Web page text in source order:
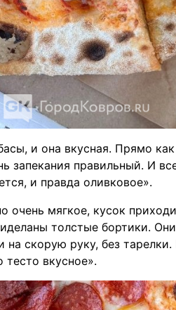
и она вкусная. Прямо
запекания правильный. И
и правда оливковое».
очень мягкое, кусок
толстые бортики.
на скорую руку, без
тесто вкусное».